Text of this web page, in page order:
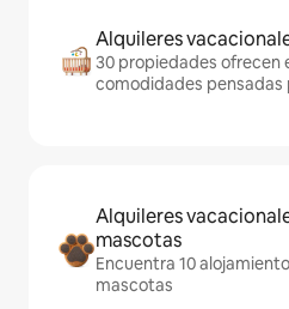
Alquileres
30 propiedades ofrecen
comodidades pensadas
Alquileres
mascotas
Encuentra 10
mascotas